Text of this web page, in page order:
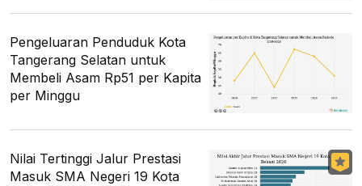
Pengeluaran Penduduk Kota
Tangerang Selatan untuk
Membeli Asam Rp51 per Kapita
per Minggu
Nilai Tertinggi Jalur Prestasi
Masuk SMA Negeri 19 Kota